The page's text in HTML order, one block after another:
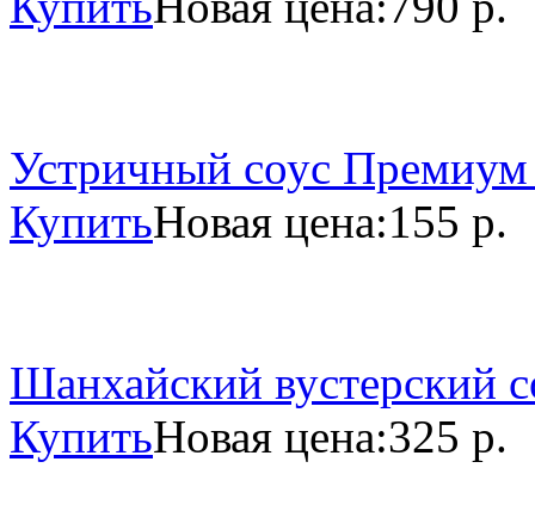
Устричный соус
КупитьНовая цена:155 р.
Шанхайский вустерский
КупитьНовая цена:325 р.